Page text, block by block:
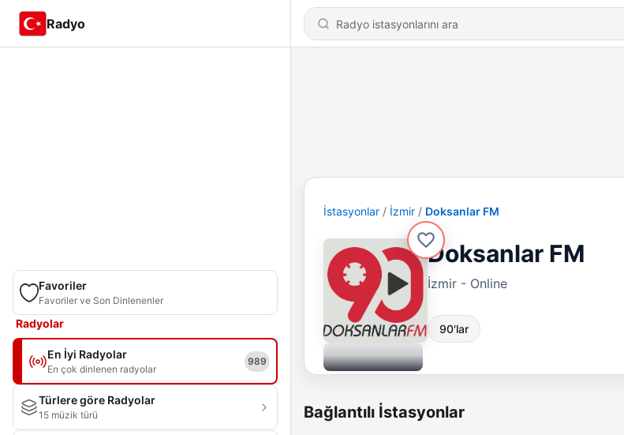
Radyo
Favoriler
Favoriler ve Son Dinlenenler
Radyolar
En İyi Radyolar
En çok dinlenen radyolar
989
Türlere göre Radyolar
15 müzik türü
İstasyonlar İzmir Doksanlar FM
Doksanlar FM
İzmir - Online
90'lar
Bağlantılı İstasyonlar